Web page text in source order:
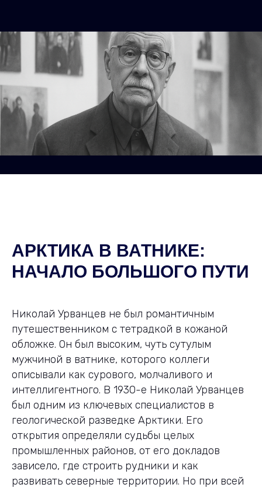
АРКТИКА В ВАТНИКЕ:
НАЧАЛО БОЛЬШОГО ПУТИ
Николай Урванцев не был романтичным
путешественником с тетрадкой в кожаной
обложке. Он был высоким, чуть сутулым
мужчиной в ватнике, которого коллеги
описывали как сурового, молчаливого и
интеллигентного. В 1930-е Николай Урванцев
был одним из ключевых специалистов в
геологической разведке Арктики. Его
открытия определяли судьбы целых
промышленных районов, от его докладов
зависело, где строить рудники и как
развивать северные территории. Но при всей